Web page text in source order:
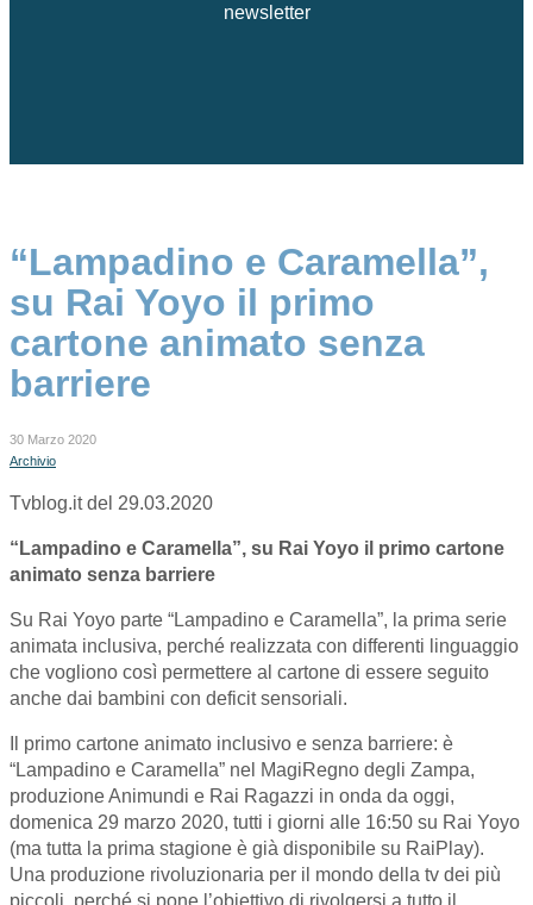
newsletter
“Lampadino e Caramella”,
su Rai Yoyo il primo
cartone animato senza
barriere
30 Marzo 2020
Archivio
Tvblog.it del 29.03.2020
“Lampadino e Caramella”, su Rai Yoyo il primo cartone
animato senza barriere
Su Rai Yoyo parte “Lampadino e Caramella”, la prima serie
animata inclusiva, perché realizzata con differenti linguaggio
che vogliono così permettere al cartone di essere seguito
anche dai bambini con deficit sensoriali.
Il primo cartone animato inclusivo e senza barriere: è
“Lampadino e Caramella” nel MagiRegno degli Zampa,
produzione Animundi e Rai Ragazzi in onda da oggi,
domenica 29 marzo 2020, tutti i giorni alle 16:50 su Rai Yoyo
(ma tutta la prima stagione è già disponibile su RaiPlay).
Una produzione rivoluzionaria per il mondo della tv dei più